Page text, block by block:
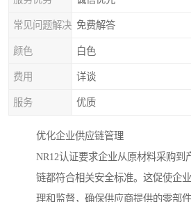
常见问题解决 免费解答
颜色 白色
费用 详谈
服务 优质
优化企业供应链管理
NR12认证要求企业从原材料采购到
链都符合相关安全标准。这促使企
理和监督，确保供应商提供的零部